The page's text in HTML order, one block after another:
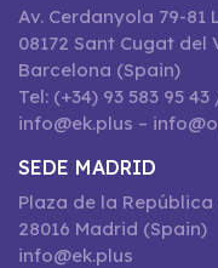
Av. Cerdanyola 79-81
08172 Sant Cugat del
Barcelona (Spain)
Tel: (+34) 93 583 95
info@ek.plus –
SEDE MADRID
Plaza de la República
28016 Madrid (Spain)
info@ek.plus